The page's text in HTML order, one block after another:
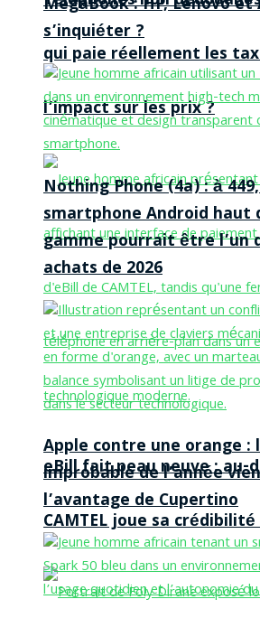
qui paie réellement les
l’impact sur les prix ?
eBill fait peau neuve : au-
CAMTEL joue sa
MegaBook : HP, Lenovo et
s’inquiéter ?
Nothing Phone (4a) : à
smartphone Android haut
gamme pourrait être l’un
achats de 2026
Apple contre une orange :
improbable de l’année
l’avantage de Cupertino